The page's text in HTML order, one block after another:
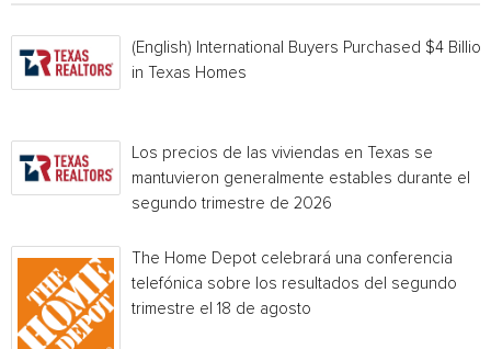
(English) International Buyers Purchased $4 Billion
in Texas Homes
Los precios de las viviendas en Texas se
mantuvieron generalmente estables durante el
segundo trimestre de 2026
The Home Depot celebrará una conferencia
telefónica sobre los resultados del segundo
trimestre el 18 de agosto